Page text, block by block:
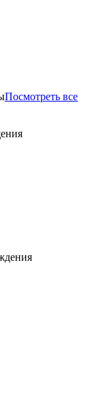
Посмотреть все